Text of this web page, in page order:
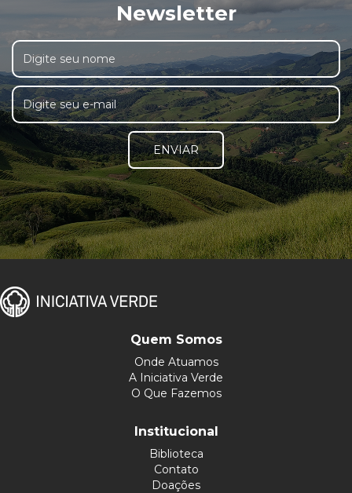
Newsletter
ENVIAR
Quem Somos
Onde Atuamos
A Iniciativa Verde
O Que Fazemos
Institucional
Biblioteca
Contato
Doações